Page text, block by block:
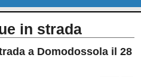
in strada
a Domodossola il 28